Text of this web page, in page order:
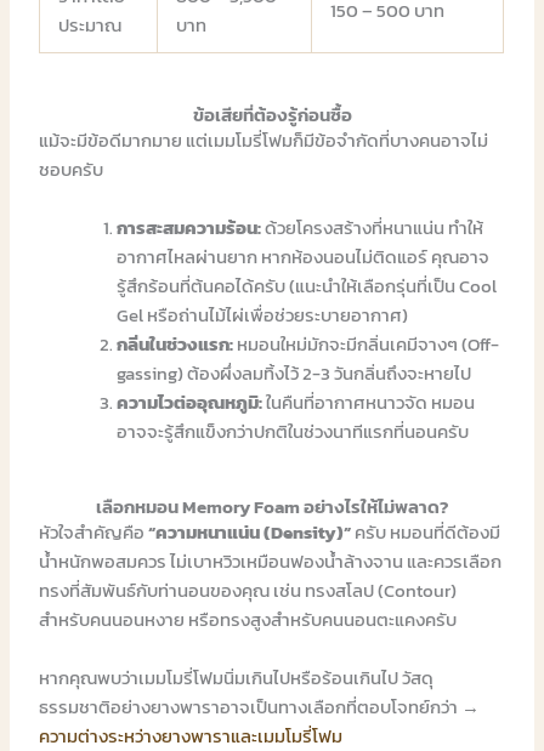
ประมาณ
บาท
150 – 500 บาท
ข้อเสียที่ต้องรู้ก่อนซื้อ
แม้จะมีข้อดีมากมาย แต่เมมโมรี่โฟมก็มีข้อจำกัดที่บางคนอาจไม่
ชอบครับ
การสะสมความร้อน:ด้วยโครงสร้างที่หนาแน่น ทำให้
อากาศไหลผ่านยาก หากห้องนอนไม่ติดแอร์ คุณอาจ
รู้สึกร้อนที่ต้นคอได้ครับ (แนะนำให้เลือกรุ่นที่เป็น Cool
Gel หรือถ่านไม้ไผ่เพื่อช่วยระบายอากาศ)
กลิ่นในช่วงแรก:หมอนใหม่มักจะมีกลิ่นเคมีจางๆ (Off-
gassing) ต้องผึ่งลมทิ้งไว้ 2-3 วันกลิ่นถึงจะหายไป
ความไวต่ออุณหภูมิ:ในคืนที่อากาศหนาวจัด หมอน
อาจจะรู้สึกแข็งกว่าปกติในช่วงนาทีแรกที่นอนครับ
เลือกหมอน Memory Foam อย่างไรให้ไม่พลาด?
หัวใจสำคัญคือ“ความหนาแน่น (Density)”ครับ หมอนที่ดีต้องมี
น้ำหนักพอสมควร ไม่เบาหวิวเหมือนฟองน้ำล้างจาน และควรเลือก
ทรงที่สัมพันธ์กับท่านอนของคุณ เช่น ทรงสโลป (Contour)
สำหรับคนนอนหงาย หรือทรงสูงสำหรับคนนอนตะแคงครับ
หากคุณพบว่าเมมโมรี่โฟมนิ่มเกินไปหรือร้อนเกินไป วัสดุ
ธรรมชาติอย่างยางพาราอาจเป็นทางเลือกที่ตอบโจทย์กว่า →
ความต่างระหว่างยางพาราและเมมโมรี่โฟม